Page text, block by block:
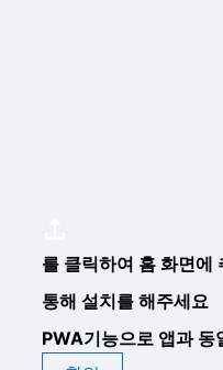
를 클릭하여 홈 화면에
통해 설치를 해주세요
PWA기능으로 앱과 동